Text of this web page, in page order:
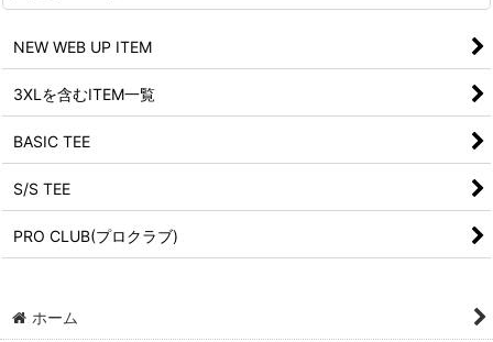
NEW WEB UP ITEM
3XLを含むITEM一覧
BASIC TEE
S/S TEE
PRO CLUB(プロクラブ)
ホーム